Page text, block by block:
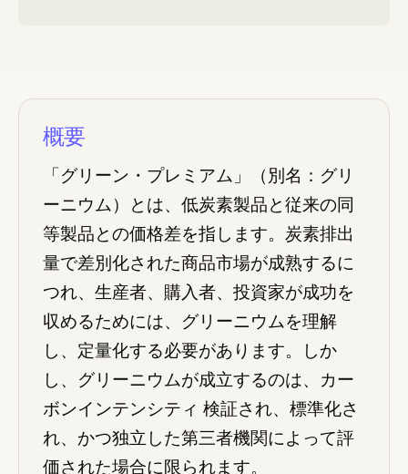
概要
「グリーン・プレミアム」（別名：グリ
ーニウム）とは、低炭素製品と従来の同
等製品との価格差を指します。炭素排出
量で差別化された商品市場が成熟するに
つれ、生産者、購入者、投資家が成功を
収めるためには、グリーニウムを理解
し、定量化する必要があります。しか
し、グリーニウムが成立するのは、カー
ボンインテンシティ 検証され、標準化さ
れ、かつ独立した第三者機関によって評
価された場合に限られます。